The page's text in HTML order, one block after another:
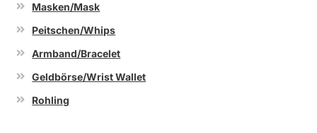
Masken/Mask
Peitschen/Whips
Armband/Bracelet
Geldbörse/Wrist Wallet
Rohling